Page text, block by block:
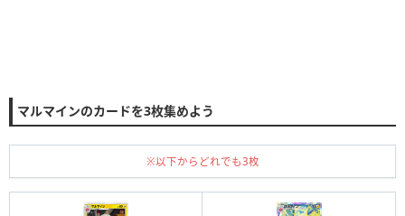
マルマインのカードを3枚集めよう
※以下からどれでも3枚